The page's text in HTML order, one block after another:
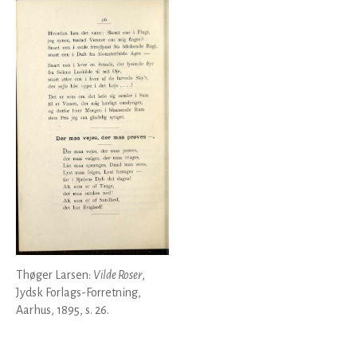
Thøger Larsen: Vilde Roser,
Jydsk Forlags-Forretning,
Aarhus, 1895, s. 26.